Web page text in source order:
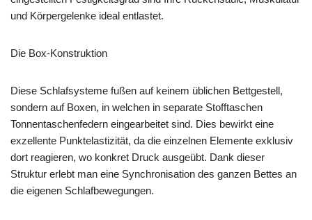
und Körpergelenke ideal entlastet.
Die Box-Konstruktion
Diese Schlafsysteme fußen auf keinem üblichen Bettgestell,
sondern auf Boxen, in welchen in separate Stofftaschen
Tonnentaschenfedern eingearbeitet sind. Dies bewirkt eine
exzellente Punktelastizität, da die einzelnen Elemente exklusiv
dort reagieren, wo konkret Druck ausgeübt. Dank dieser
Struktur erlebt man eine Synchronisation des ganzen Bettes an
die eigenen Schlafbewegungen.